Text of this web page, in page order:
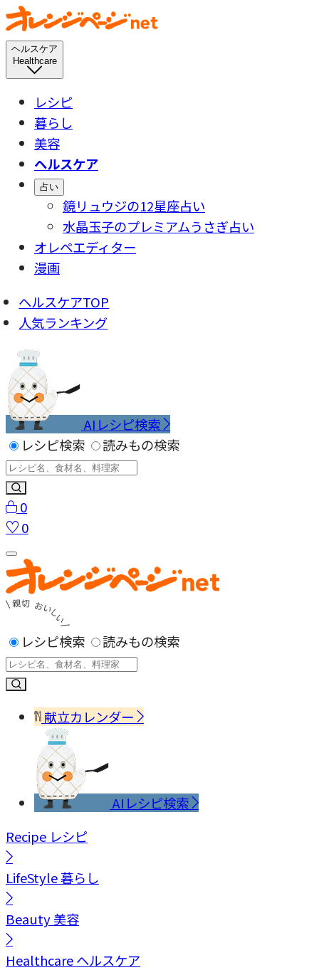
ヘルスケア
Healthcare
レシピ
暮らし
美容
ヘルスケア
占い
鏡リュウジの12星座占い
水晶玉子のプレミアムうさぎ占い
オレペエディター
漫画
ヘルスケアTOP
人気ランキング
AIレシピ検索
レシピ検索
読みもの検索
0
0
レシピ検索 読みもの検索
献立カレンダー
AIレシピ検索
Recipe レシピ
LifeStyle暮らし
Beauty美容
Healthcareヘルスケア